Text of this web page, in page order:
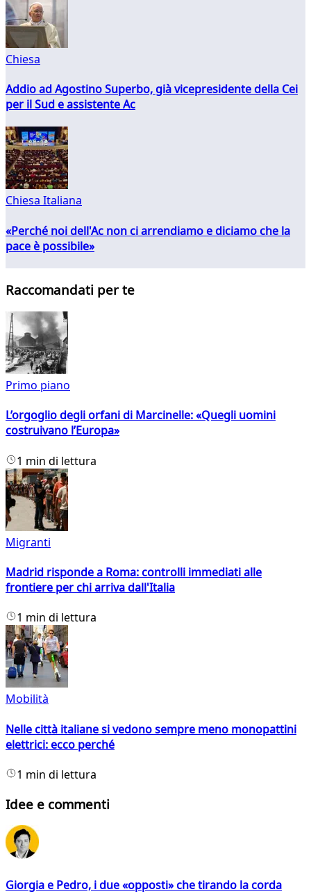
Chiesa
Addio ad Agostino Superbo, già vicepresidente della Cei
per il Sud e assistente Ac
Chiesa Italiana
«Perché noi dell'Ac non ci arrendiamo e diciamo che la
pace è possibile»
Raccomandati per te
Primo piano
L’orgoglio degli orfani di Marcinelle: «Quegli uomini
costruivano l’Europa»
1 min di lettura
Migranti
Madrid risponde a Roma: controlli immediati alle
frontiere per chi arriva dall'Italia
1 min di lettura
Mobilità
Nelle città italiane si vedono sempre meno monopattini
elettrici: ecco perché
1 min di lettura
Idee e commenti
Giorgia e Pedro, i due «opposti» che tirando la corda